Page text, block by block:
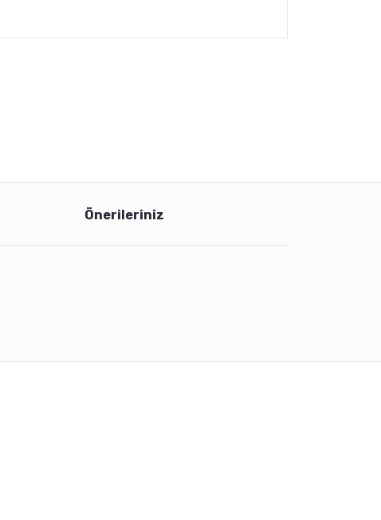
Önerileriniz